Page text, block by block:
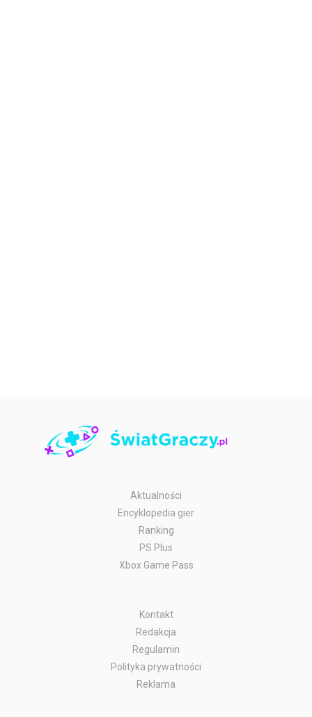
Aktualności
Encyklopedia gier
Ranking
PS Plus
Xbox Game Pass
Kontakt
Redakcja
Regulamin
Polityka prywatności
Reklama